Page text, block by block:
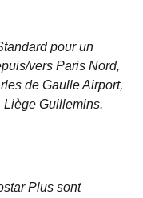
pour un
vers Paris Nord,
de Gaulle Airport,
Guillemins.
Plus sont